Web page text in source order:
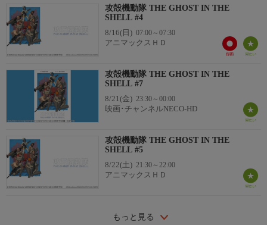
攻殻機動隊 THE GHOST IN THE
SHELL #4
8/16(日) 07:00～07:30
アニマックスＨＤ
攻殻機動隊 THE GHOST IN THE
SHELL #7
8/21(金) 23:30～00:00
映画･チャンネルNECO-HD
攻殻機動隊 THE GHOST IN THE
SHELL #5
8/22(土) 21:30～22:00
アニマックスＨＤ
もっと見る